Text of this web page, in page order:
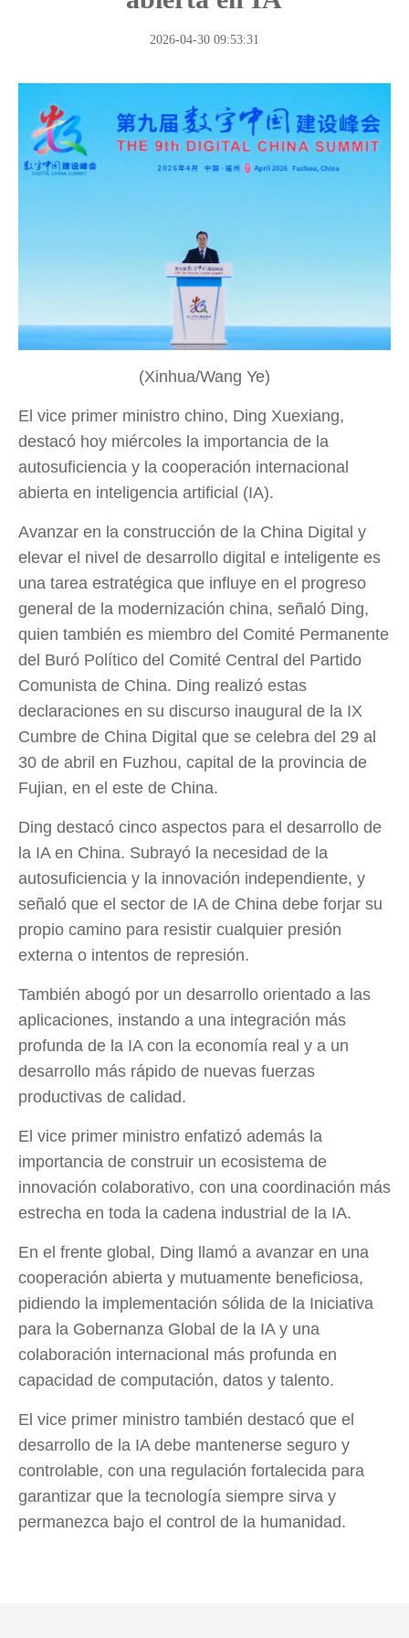
2026-04-30 09:53:31
(Xinhua/Wang Ye)
El vice primer ministro chino, Ding Xuexiang,
destacó hoy miércoles la importancia de la
autosuficiencia y la cooperación internacional
abierta en inteligencia artificial (IA).
Avanzar en la construcción de la China Digital y
elevar el nivel de desarrollo digital e inteligente es
una tarea estratégica que influye en el progreso
general de la modernización china, señaló Ding,
quien también es miembro del Comité Permanente
del Buró Político del Comité Central del Partido
Comunista de China. Ding realizó estas
declaraciones en su discurso inaugural de la IX
Cumbre de China Digital que se celebra del 29 al
30 de abril en Fuzhou, capital de la provincia de
Fujian, en el este de China.
Ding destacó cinco aspectos para el desarrollo de
la IA en China. Subrayó la necesidad de la
autosuficiencia y la innovación independiente, y
señaló que el sector de IA de China debe forjar su
propio camino para resistir cualquier presión
externa o intentos de represión.
También abogó por un desarrollo orientado a las
aplicaciones, instando a una integración más
profunda de la IA con la economía real y a un
desarrollo más rápido de nuevas fuerzas
productivas de calidad.
El vice primer ministro enfatizó además la
importancia de construir un ecosistema de
innovación colaborativo, con una coordinación más
estrecha en toda la cadena industrial de la IA.
En el frente global, Ding llamó a avanzar en una
cooperación abierta y mutuamente beneficiosa,
pidiendo la implementación sólida de la Iniciativa
para la Gobernanza Global de la IA y una
colaboración internacional más profunda en
capacidad de computación, datos y talento.
El vice primer ministro también destacó que el
desarrollo de la IA debe mantenerse seguro y
controlable, con una regulación fortalecida para
garantizar que la tecnología siempre sirva y
permanezca bajo el control de la humanidad.